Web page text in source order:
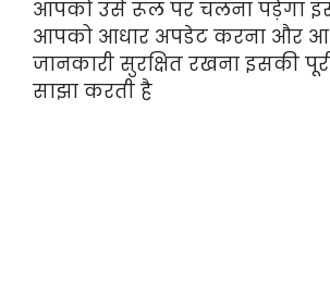
आपको उसे रूल पर चलना पड़ेगा
आपको आधार अपडेट करना और
जानकारी सुरक्षित रखना इसकी
साझा करती है